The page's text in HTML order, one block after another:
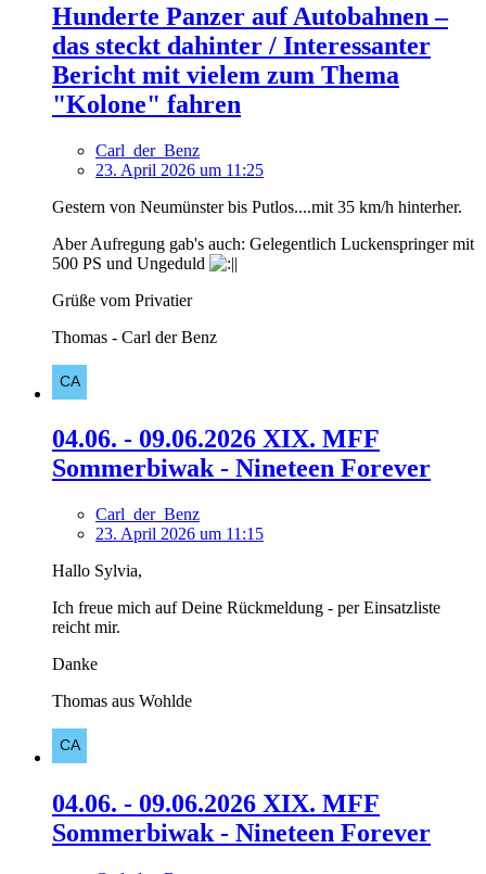
Hunderte Panzer auf Autobahnen –
das steckt dahinter / Interessanter
Bericht mit vielem zum Thema
"Kolone" fahren
Carl_der_Benz
23. April 2026 um 11:25
Gestern von Neumünster bis Putlos....mit 35 km/h hinterher.
Aber Aufregung gab's auch: Gelegentlich Luckenspringer mit
500 PS und Ungeduld
Grüße vom Privatier
Thomas - Carl der Benz
04.06. - 09.06.2026 XIX. MFF
Sommerbiwak - Nineteen Forever
Carl_der_Benz
23. April 2026 um 11:15
Hallo Sylvia,
Ich freue mich auf Deine Rückmeldung - per Einsatzliste
reicht mir.
Danke
Thomas aus Wohlde
04.06. - 09.06.2026 XIX. MFF
Sommerbiwak - Nineteen Forever